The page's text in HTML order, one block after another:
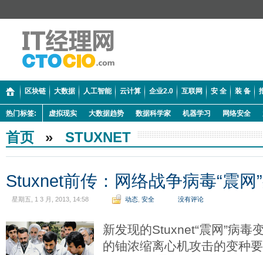
区块链 大数据 人工智能 云计算 企业2.0 互联网 安 全 装 备
热门标签: 虚拟现实 大数据趋势 数据科学家 机器学习 网络安全
首页 » STUXNET
Stuxnet前传：网络战争病毒“震网
星期五, 1 3 月, 2013, 14:58 动态 安全 没有评论
新发现的Stuxnet“震网”病毒
的铀浓缩离心机攻击的变种